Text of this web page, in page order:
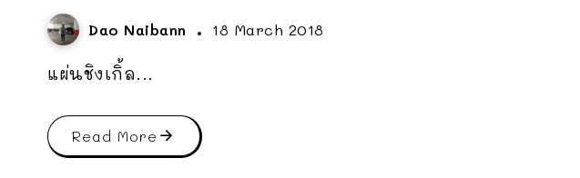
Dao Naibann 18 March 2018
แผ่นชิงเกิ้ล...
Read More